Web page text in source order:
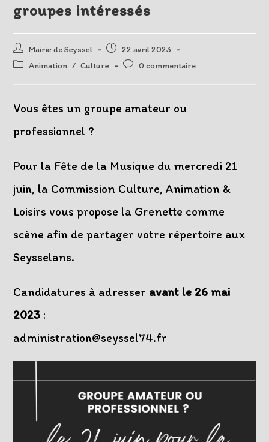
groupes intéressés
Auteur/autrice
de
Mairie de Seyssel
Post
published:
22 avril 2023
PostAnimation / Culture
Post0 commentaire
Vous êtes un groupe amateur ou
professionnel ?
Pour la Fête de la Musique du mercredi 21
juin, la Commission Culture, Animation &
Loisirs vous propose la Grenette comme
scène afin de partager votre répertoire aux
Seysselans.
Candidatures à adresser avant le 26 mai
2023 :
administration@seyssel74.fr